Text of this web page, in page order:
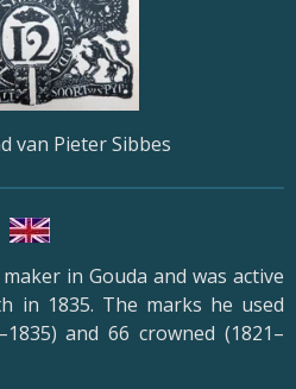
van Pieter Sibbes
in Gouda and was active
in 1835. The marks he used
and 66 crowned (1821–